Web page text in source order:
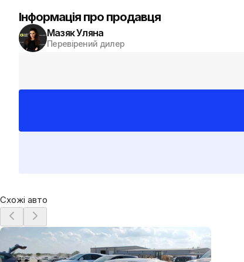
Цей автомобіль можна привезти з США. Зверніться
Інформація про продавця
Мазяк Уляна
Перевірений дилер
Схожі авто